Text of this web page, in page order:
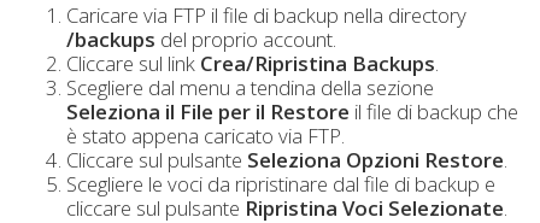
Caricare via FTP il file di backup nella directory
/backups del proprio account.
Cliccare sul link Crea/Ripristina Backups.
Scegliere dal menu a tendina della sezione
Seleziona il File per il Restore il file di backup che
è stato appena caricato via FTP.
Cliccare sul pulsante Seleziona Opzioni Restore.
Scegliere le voci da ripristinare dal file di backup e
cliccare sul pulsante Ripristina Voci Selezionate.